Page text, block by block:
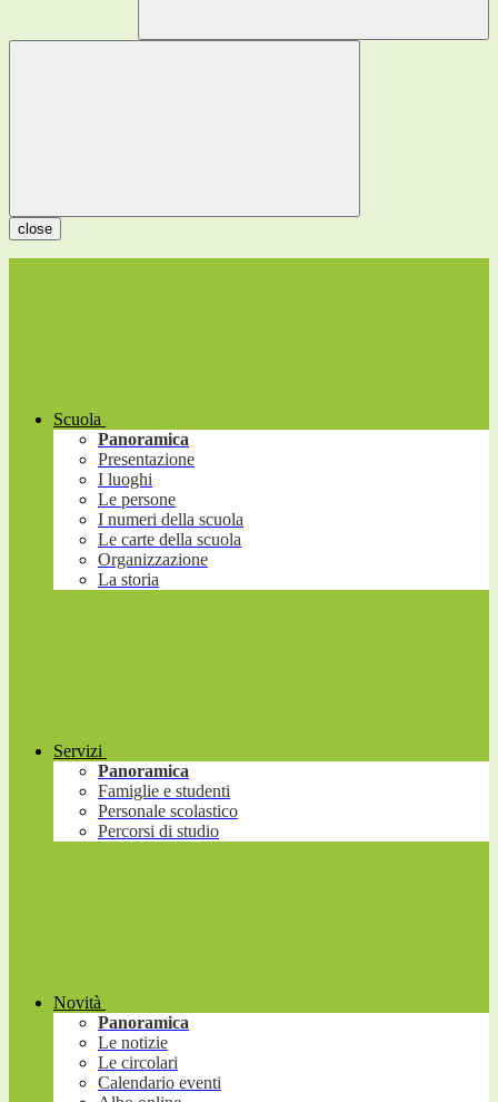
close
Scuola
Panoramica
Presentazione
I luoghi
Le persone
I numeri della scuola
Le carte della scuola
Organizzazione
La storia
Servizi
Panoramica
Famiglie e studenti
Personale scolastico
Percorsi di studio
Novità
Panoramica
Le notizie
Le circolari
Calendario eventi